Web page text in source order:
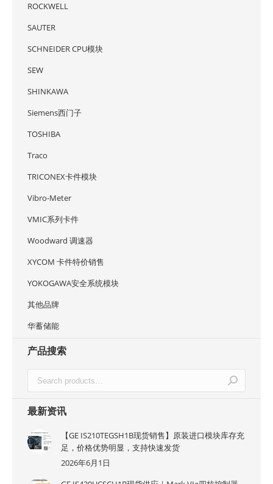
ROCKWELL
SAUTER
SCHNEIDER CPU模块
SEW
SHINKAWA
Siemens西门子
TOSHIBA
Traco
TRICONEX卡件模块
Vibro-Meter
VMIC系列卡件
Woodward 调速器
XYCOM 卡件特价销售
YOKOGAWA安全系统模块
其他品牌
华蓄储能
产品搜索
最新资讯
【GE IS210TEGSH1B现货销售】原装进口模块库存充
足，价格优势明显，支持快速发货
2026年6月1日